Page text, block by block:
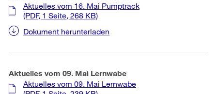
Aktuelles vom 16. Mai Pumptrack
(PDF, 1 Seite, 268 KB)
Dokument herunterladen
Aktuelles vom 09. Mai Lernwabe
Aktuelles vom 09. Mai Lernwabe